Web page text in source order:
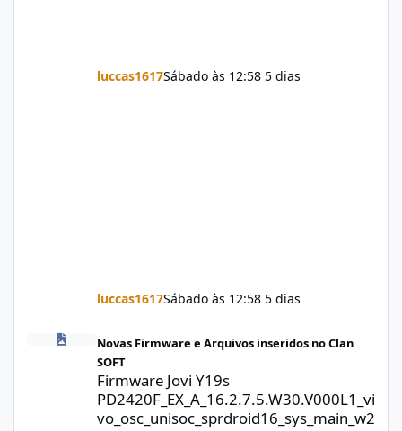
luccas1617Sábado às 12:58 5 dias
luccas1617Sábado às 12:58 5 dias
Firmware Jovi Y19s
Novas Firmware e Arquivos inseridos no Clan
SOFT
Firmware Jovi Y19s
PD2420F_EX_A_16.2.7.5.W30.V000L1_vi
vo_osc_unisoc_sprdroid16_sys_main_w2